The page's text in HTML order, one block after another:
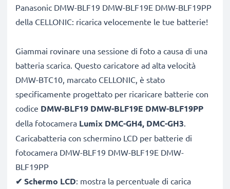
Panasonic DMW-BLF19 DMW-BLF19E DMW-BLF19PP
della CELLONIC: ricarica velocemente le tue batterie!
Giammai rovinare una sessione di foto a causa di una
batteria scarica. Questo caricatore ad alta velocità
DMW-BTC10, marcato CELLONIC, è stato
specificamente progettato per ricaricare batterie con
codice DMW-BLF19 DMW-BLF19E DMW-BLF19PP
della fotocamera Lumix DMC-GH4, DMC-GH3.
Caricabatteria con schermino LCD per batterie di
fotocamera DMW-BLF19 DMW-BLF19E DMW-
BLF19PP
✔ Schermo LCD: mostra la percentuale di carica